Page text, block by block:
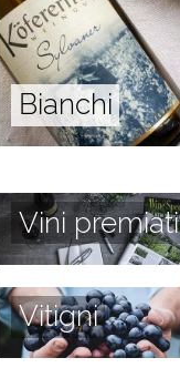
Bianchi
Vini premiati
Vitigni